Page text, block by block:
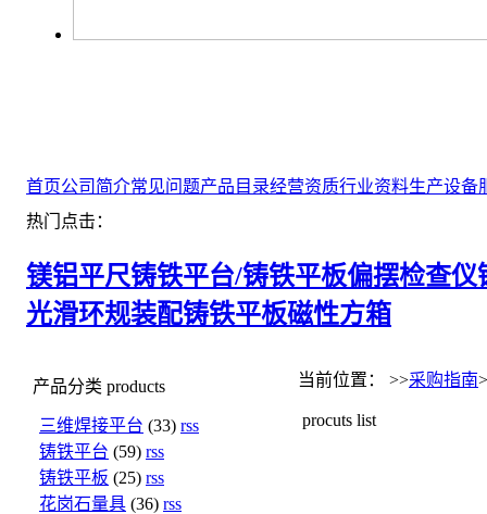
首页公司简介常见问题产品目录经营资质行业资料生产设备
热门点击：
镁铝平尺铸铁平台/铸铁平板偏摆检查仪
光滑环规装配铸铁平板磁性方箱
产品分类 products
三维焊接平台 (33) rss
铸铁平台 (59) rss
铸铁平板 (25) rss
花岗石量具 (36) rss
当前位置： >>采购指南
procuts list